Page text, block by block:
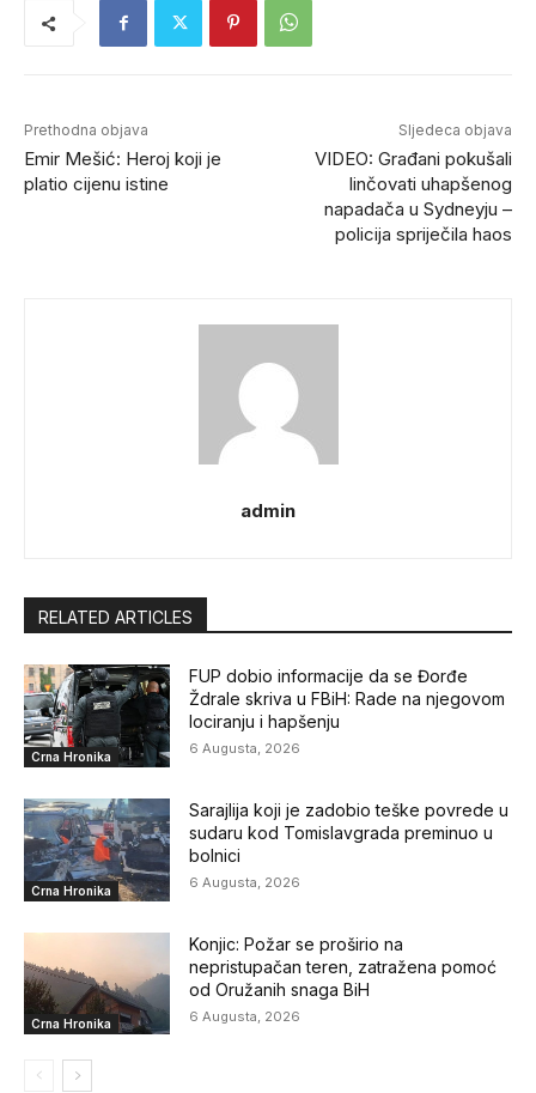
Prethodna objava
Emir Mešić: Heroj koji je
platio cijenu istine
Sljedeca objava
VIDEO: Građani pokušali
linčovati uhapšenog
napadača u Sydneyju –
policija spriječila haos
admin
RELATED ARTICLES
Crna Hronika
FUP dobio informacije da se Đorđe
Ždrale skriva u FBiH: Rade na njegovom
lociranju i hapšenju
6 Augusta, 2026
Crna Hronika
Sarajlija koji je zadobio teške povrede u
sudaru kod Tomislavgrada preminuo u
bolnici
6 Augusta, 2026
Crna Hronika
Konjic: Požar se proširio na
nepristupačan teren, zatražena pomoć
od Oružanih snaga BiH
6 Augusta, 2026